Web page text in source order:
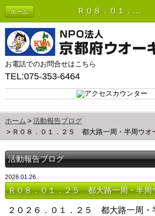
Ｒ０８．０１．２５ 都大路一周・半周ウオーク | 活動報告ブログ
ホーム
お電話でのお問合せはこちら
TEL:075-353-6464
ホーム
活動報告ブログ
Ｒ０８．０１．２５ 都大路一周・半周ウオ
活動報告ブログ
2026.01.26
Ｒ０８．０１．２５ 都大路一周・半周
２０２６．０１．２５ 都大路一周・